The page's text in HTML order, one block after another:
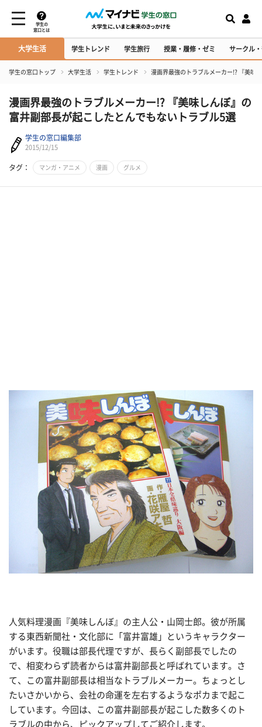
学生の
窓口とは
大学生活 学生トレンド 学生旅行 授業・履修・ゼミ サークル
学生の窓口トップ 大学生活 学生トレンド 漫画界最強のトラブルメーカー!? 『美味
漫画界最強のトラブルメーカー!? 『美味しんぼ』の
富井副部長が起こしたとんでもないトラブル5選
学生の窓口編集部
2015/12/15
タグ： マンガ・アニメ 漫画 グルメ
人気料理漫画『美味しんぼ』の主人公・山岡士郎。彼が所属
する東西新聞社・文化部に「富井富雄」というキャラクター
がいます。役職は部長代理ですが、長らく副部長でしたの
で、相変わらず読者からは富井副部長と呼ばれています。さ
て、この富井副部長は相当なトラブルメーカー。ちょっとし
たいさかいから、会社の命運を左右するようなポカまで起こ
しています。今回は、この富井副部長が起こした数多くのト
ラブルの中から、ピックアップしてご紹介します。